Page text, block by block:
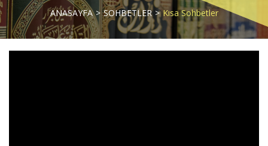
ANASAYFA SOHBETLER Kısa Sohbetler